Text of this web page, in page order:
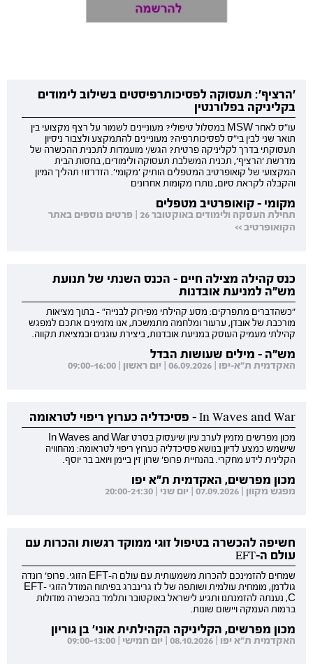
'הרציף': תעסוקה לפסיכותרפיסטים בשילוב לימודים
בקליניקה בפלורנטין
עו"ס לאחר MSW במסלול טיפולי? מעוניינים לשמור על רצף מקצועי בין
תואר שני לבין בי"ס לפסיכותרפיה? מעוניינים להתמקצע ולצבור ניסיון
תעסוקתי בדרך לקליניקה פרטית? הגש/י מועמדות לתכנית ההכשרה של
מדרשת 'הרציף', תכנית המשלבת תעסוקה ולימודים, בחסות הבית
המקצועי של קואופרטיב המטפלים הותיק 'מקומי'. הזדרזו! תהליך המיון
והקבלה לקראת סיום, נותרו מקומות אחרונים
מקומי - קואופרטיב מטפלים
תחילת העסקה ולימודים באוקטובר 26 | פרטים נוספים באתר
הקואופרטיב >>
כנס קהילה מצילה חיים - הכנס השנתי של תנועת
מש"ה למניעת אובדנות
"כשהדברים מתפרקים: מסע קהילתי מפירוק לבנייה" - בתוך מציאות
מורכבת של אובדן, ערעור ומלחמה מתמשכת, אנו מזמינים אתכם למפגש
קהילתי מעמיק העוסק במניעת אובדנות, ביצירת עוגנים ובמציאת תקווה.
מש"ה - מילים שעושות הבדל
האקדמית ת"א-יפו | 06.09.2026 | יום ראשון | 09:00-16:00
In Waves and War - פסיכדליה כערוץ ריפוי לטראומה
מכון מפרשים מזמין לערב עיון שיעסוק בסרט In Waves and War
שישמש כמצע לדיון בנושא פסיכדליה כערוץ ריפוי לטראומה: מהחוויה
הקלינית לידע מחקרי. בהנחיית פרופ' שרון זין ביימן ויואב בר יוסף.
מכון מפרשים, האקדמית ת"א יפו
מפגש מקוון | 07.09.2026 | יום שני | 20:00-21:30
חשיפה להכשרה בטיפול זוגי ממוקד רגשות והכרות עם
עולם ה-EFT
שמחים להזמינכם להכרות משמעותית עם עולם ה-EFT הזוגי. פרופ' רונדה
גולדמן, מומחית עולמית ושותפה של לז גרינברג בפיתוח המודל הזוגי EFT-
C, נענתה להזמנתנו ותגיע לישראל באוקטובר ותלמד בהכשרה מודולות
ברמות העמקה ויישום שונות.
מכון מפרשים, הקליניקה הקהילתית אוני' בן גוריון
האקדמית ת"א יפו | 08.10.2026 | יום חמישי | 09:00-13:00